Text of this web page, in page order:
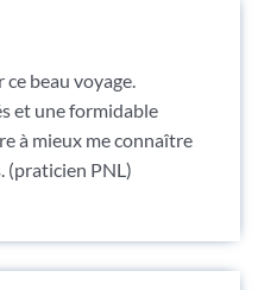
beau voyage.
et une formidable
à mieux me connaître
(praticien PNL)